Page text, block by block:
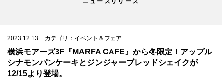
DOMAIN
ニュースリリース
2023.12.13 カテゴリ：イベント＆フェア
横浜モアーズ3F『MARFA CAFE』から冬限定！アップル
シナモンパンケーキとジンジャーブレッドシェイクが
12/15より登場。